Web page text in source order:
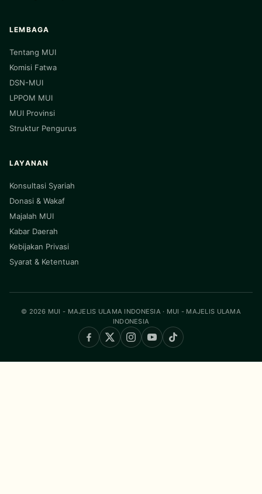
LEMBAGA
Tentang MUI
Komisi Fatwa
DSN-MUI
LPPOM MUI
MUI Provinsi
Struktur Pengurus
LAYANAN
Konsultasi Syariah
Donasi & Wakaf
Majalah MUI
Kabar Daerah
Kebijakan Privasi
Syarat & Ketentuan
© 2026 MUI - MAJELIS ULAMA INDONESIA · MUI - MAJELIS ULAMA
INDONESIA